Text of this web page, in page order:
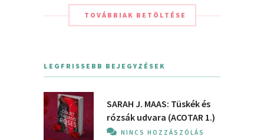
TOVÁBBIAK BETÖLTÉSE
LEGFRISSEBB BEJEGYZÉSEK
SARAH J. MAAS: Tüskék és
rózsák udvara (ACOTAR 1.)
NINCS HOZZÁSZÓLÁS